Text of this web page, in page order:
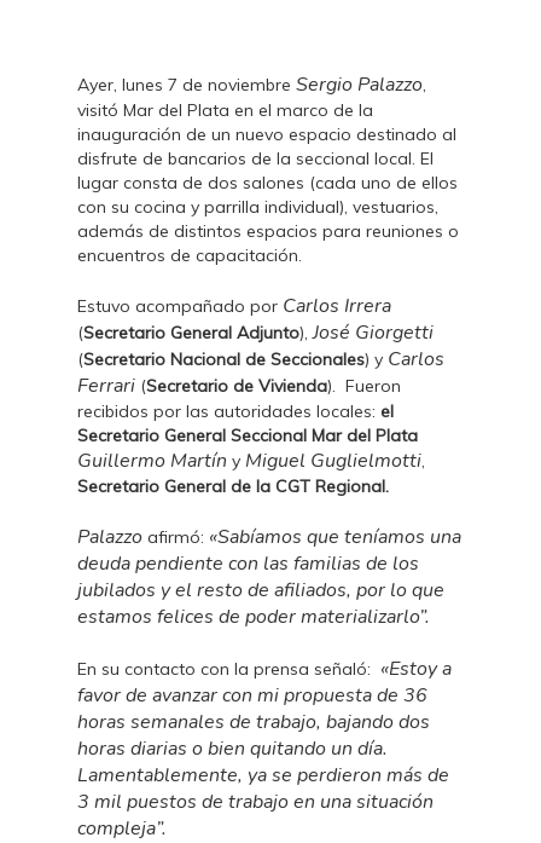
Ayer, lunes 7 de noviembreSergio Palazzo,
visitó Mar del Plata en el marco de la
inauguración de un nuevo espacio destinado al
disfrute de bancarios de la seccional local. El
lugar consta de dos salones (cada uno de ellos
con su cocina y parrilla individual), vestuarios,
además de distintos espacios para reuniones o
encuentros de capacitación.
Estuvo acompañado por Carlos Irrera
(Secretario General Adjunto),José Giorgetti
(Secretario Nacional de Seccionales) y Carlos
Ferrari (Secretario de Vivienda). Fueron
recibidos por las autoridades locales:el
Secretario General Seccional Mar del Plata
Guillermo Martín y Miguel Guglielmotti,
Secretario General de la CGT Regional.
Palazzo afirmó: «Sabíamos que teníamos una
deuda pendiente con las familias de los
jubilados y el resto de afiliados, por lo que
estamos felices de poder materializarlo”.
En su contacto con la prensa señaló: «Estoy a
favor de avanzar con mi propuesta de 36
horas semanales de trabajo, bajando dos
horas diarias o bien quitando un día.
Lamentablemente, ya se perdieron más de
3 mil puestos de trabajo en una situación
compleja”.